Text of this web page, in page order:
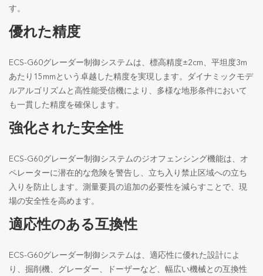
す。
優れた精度
ECS-G60グレーダー制御システムは、標高精度±2cm、平坦度3m
あたり15mmという卓越した精度を実現します。ダイナミックモデ
ルアルゴリズムと高性能受信機により、多様な地形条件において
も一貫した精度を確保します。
強化された安全性
ECS-G60グレーダー制御システムのジオフェンシング機能は、オ
ペレーターに潜在的な危険を警告し、立ち入り禁止区域への立ち
入りを防止します。測量要員の追加の必要性を減らすことで、現
場の安全性を高めます。
適応性のある互換性
ECS-G60グレーダー制御システムは、適応性に優れた設計によ
り、掘削機、グレーダー、ドーザーなど、幅広い機械との互換性